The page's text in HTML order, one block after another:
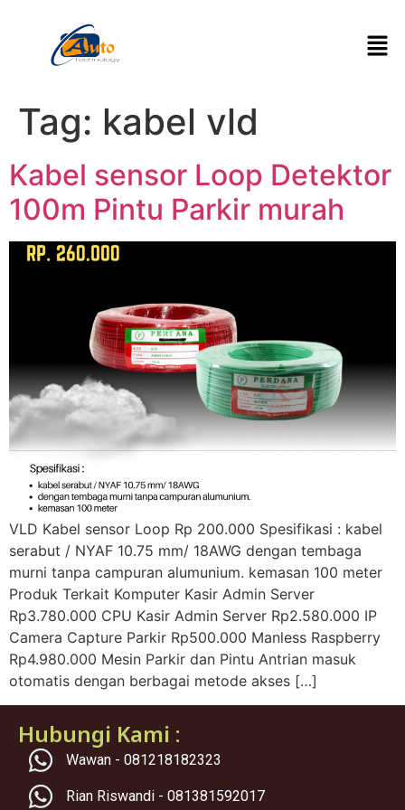
Tag: kabel vld
Kabel sensor Loop Detektor
100m Pintu Parkir murah
VLD Kabel sensor Loop Rp 200.000 Spesifikasi : kabel
serabut / NYAF 10.75 mm/ 18AWG dengan tembaga
murni tanpa campuran alumunium. kemasan 100 meter
Produk Terkait Komputer Kasir Admin Server
Rp3.780.000 CPU Kasir Admin Server Rp2.580.000 IP
Camera Capture Parkir Rp500.000 Manless Raspberry
Rp4.980.000 Mesin Parkir dan Pintu Antrian masuk
otomatis dengan berbagai metode akses […]
Hubungi Kami :
Wawan - 081218182323
Rian Riswandi - 081381592017